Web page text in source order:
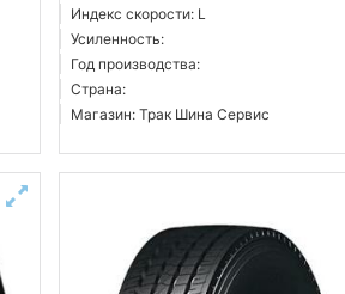
Индекс скорости: L
Усиленность:
Год производства:
Страна:
Магазин: Трак Шина Сервис